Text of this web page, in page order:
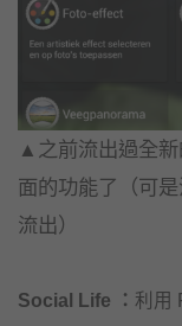
▲之前流出過全
面的功能了（可
流出）
Social Life ： 利用